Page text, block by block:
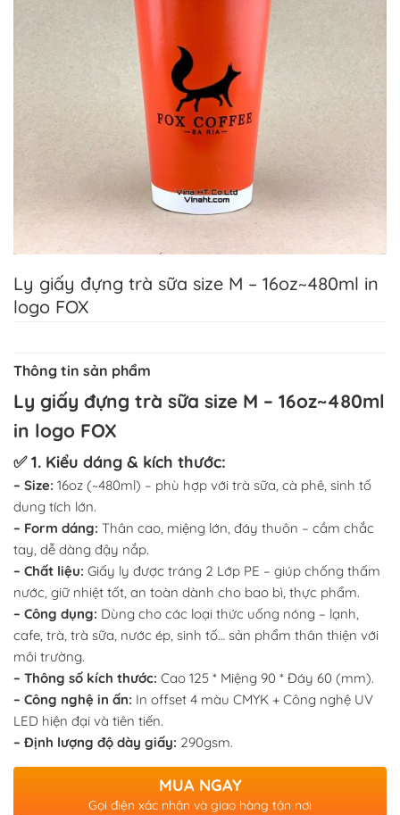
Ly giấy đựng trà sữa size M – 16oz~480ml in
logo FOX
Thông tin sản phẩm
Ly giấy đựng trà sữa size M – 16oz~480ml
in logo FOX
✅ 1. Kiểu dáng & kích thước:
– Size: 16oz (~480ml) – phù hợp với trà sữa, cà phê, sinh tố
dung tích lớn.
– Form dáng: Thân cao, miệng lớn, đáy thuôn – cầm chắc
tay, dễ dàng đậy nắp.
– Chất liệu: Giấy ly được tráng 2 Lớp PE – giúp chống thấm
nước, giữ nhiệt tốt, an toàn dành cho bao bì, thực phẩm.
– Công dụng: Dùng cho các loại thức uống nóng – lạnh,
cafe, trà, trà sữa, nước ép, sinh tố… sản phẩm thân thiện với
môi trường.
– Thông số kích thước: Cao 125 * Miệng 90 * Đáy 60 (mm).
– Công nghệ in ấn: In offset 4 màu CMYK + Công nghệ UV
LED hiện đại và tiên tiến.
– Định lượng độ dày giấy: 290gsm.
MUA NGAY
Gọi điện xác nhận và giao hàng tận nơi